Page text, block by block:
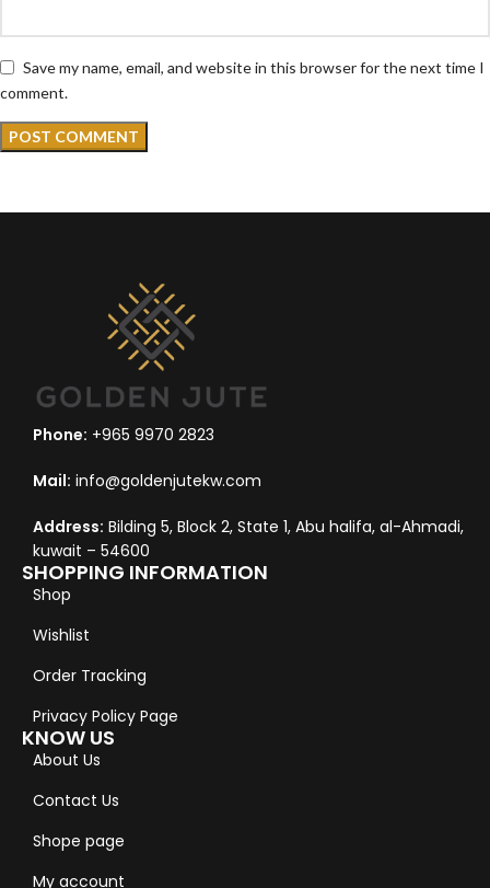
Save my name, email, and website in this browser for the next time I
comment.
Phone: +965 9970 2823
Mail: info@goldenjutekw.com
Address: Bilding 5, Block 2, State 1, Abu halifa, al-Ahmadi,
kuwait – 54600
SHOPPING INFORMATION
Shop
Wishlist
Order Tracking
Privacy Policy Page
KNOW US
About Us
Contact Us
Shope page
My account